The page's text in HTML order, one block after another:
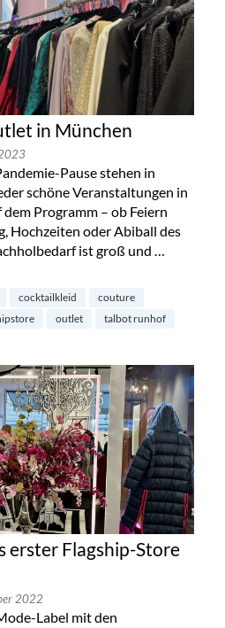
in München
Pause stehen in
schöne Veranstaltungen in
Programm – ob Feiern
Hochzeiten oder Abiball des
ist groß und …
München“
cocktailkleid
couture
outlet talbot runhof
erster Flagship-Store
2022
Label mit den